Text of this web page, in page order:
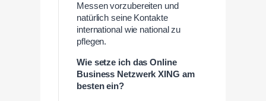
Messen vorzubereiten und
natürlich seine Kontakte
international wie national zu
pflegen.
Wie setze ich das Online
Business Netzwerk XING am
besten ein?